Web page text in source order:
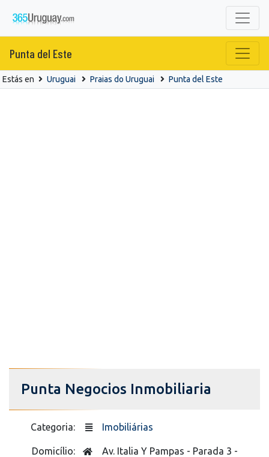
Punta del Este
Estás en Uruguai Praias do Uruguai Punta del Este
Punta Negocios Inmobiliaria
Categoria: Imobiliárias
Domicílio:
Av. Italia Y Pampas - Parada 3 -